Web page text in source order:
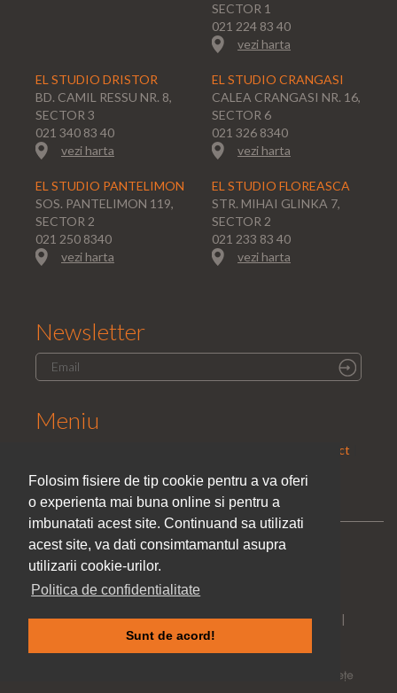
Folosim fisiere de tip cookie pentru a va oferi
o experienta mai buna online si pentru a
imbunatati acest site. Continuand sa utilizati
acest site, va dati consimtamantul asupra
utilizarii cookie-urilor.
Politica de confidentialitate
Sunt de acord!
SECTOR 1
021 224 83 40
vezi harta
EL STUDIO DRISTOR
BD. CAMIL RESSU NR. 8,
SECTOR 3
021 340 83 40
vezi harta
EL STUDIO CRANGASI
CALEA CRANGASI NR. 16,
SECTOR 6
021 326 8340
vezi harta
EL STUDIO PANTELIMON
SOS. PANTELIMON 119,
SECTOR 2
021 250 8340
vezi harta
EL STUDIO FLOREASCA
STR. MIHAI GLINKA 7,
SECTOR 2
021 233 83 40
vezi harta
Newsletter
Meniu
Contact
Toate drepturile rezervate © El Studio Style 2005 - 2026 |